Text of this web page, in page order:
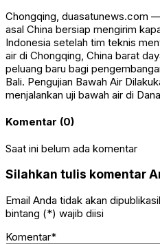
Chongqing, duasatunews.com
asal China bersiap mengirim
Indonesia setelah tim teknis
air di Chongqing, China barat
peluang baru bagi
Bali. Pengujian Bawah Air
menjalankan uji bawah air di
Komentar (0)
Saat ini belum ada komentar
Silahkan tulis komentar
Email Anda tidak akan
bintang (*) wajib diisi
Komentar*